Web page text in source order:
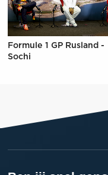
Formule 1 GP Rusland -
Sochi